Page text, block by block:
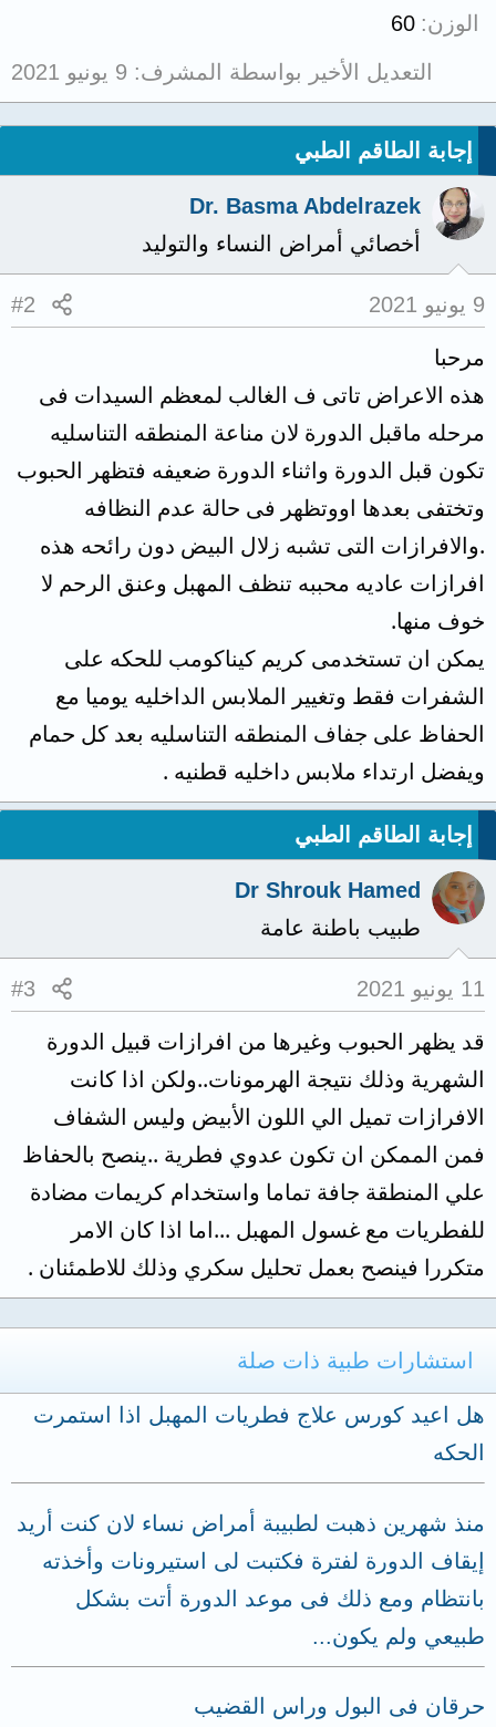
الوزن 60
التعديل الأخير بواسطة المشرف: 9 يونيو 2021
إجابة الطاقم الطبي
Dr. Basma Abdelrazek
أخصائي أمراض النساء والتوليد
9 يونيو 2021 #2
مرحبا
هذه الاعراض تاتى ف الغالب لمعظم السيدات فى
مرحله ماقبل الدورة لان مناعة المنطقه التناسليه
تكون قبل الدورة واثناء الدورة ضعيفه فتظهر الحبوب
وتختفى بعدها اووتظهر فى حالة عدم النظافه
.والافرازات التى تشبه زلال البيض دون رائحه هذه
افرازات عاديه محببه تنظف المهبل وعنق الرحم لا
خوف منها.
يمكن ان تستخدمى كريم كيناكومب للحكه على
الشفرات فقط وتغيير الملابس الداخليه يوميا مع
الحفاظ على جفاف المنطقه التناسليه بعد كل حمام
ويفضل ارتداء ملابس داخليه قطنيه .
إجابة الطاقم الطبي
Dr Shrouk Hamed
طبيب باطنة عامة
11 يونيو 2021 #3
قد يظهر الحبوب وغيرها من افرازات قبيل الدورة
الشهرية وذلك نتيجة الهرمونات..ولكن اذا كانت
الافرازات تميل الي اللون الأبيض وليس الشفاف
فمن الممكن ان تكون عدوي فطرية ..ينصح بالحفاظ
علي المنطقة جافة تماما واستخدام كريمات مضادة
للفطريات مع غسول المهبل ...اما اذا كان الامر
متكررا فينصح بعمل تحليل سكري وذلك للاطمئنان .
استشارات طبية ذات صلة
هل اعيد كورس علاج فطريات المهبل اذا استمرت
الحكه
منذ شهرين ذهبت لطبيبة أمراض نساء لان كنت أريد
إيقاف الدورة لفترة فكتبت لى استيرونات وأخذته
بانتظام ومع ذلك فى موعد الدورة أتت بشكل
طبيعي ولم يكون...
حرقان فى البول وراس القضيب